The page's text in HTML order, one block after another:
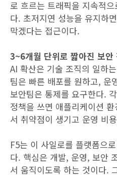
로 흐르는 트래픽을 지속적
다. 초저지연 성능을 유지하
막겠다는 접근이다.
3~6개월 단위로 짧아진 보안
AI 확산은 기술 조직의 일하
팀은 빠른 배포를 원하고, 운
보안팀은 통제를 요구한다.
정책을 쓰면 애플리케이션
서 취약점이 생기고 운영 비
F5는 이 사일로를 플랫폼으
다. 핵심은 개발, 운영, 보안
서 움직이도록 하는 것이다.